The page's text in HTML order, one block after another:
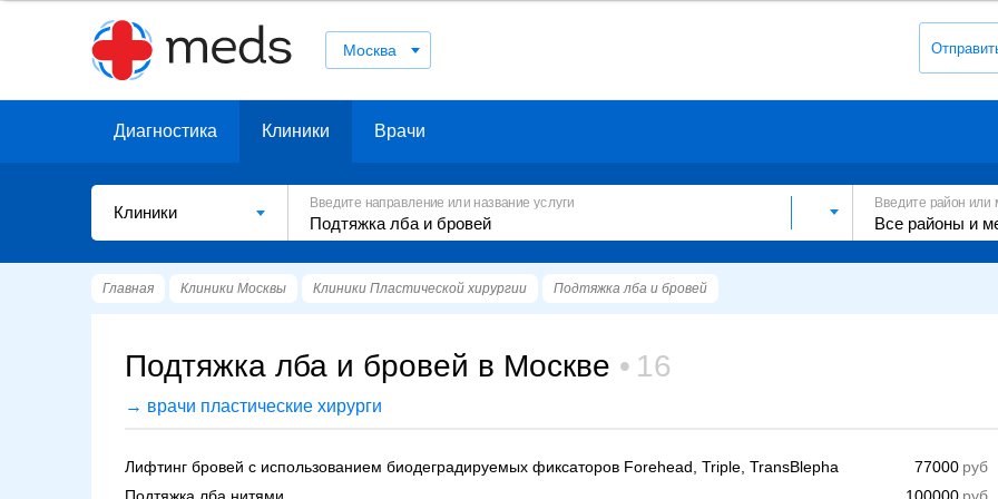
Москва
Диагностика Клиники Врачи
Клиники
Введите направление или название услуги Введите район или
Главная Клиники Москвы Клиники Пластической хирургии Подтяжка лба и бровей
Подтяжка лба и бровей в Москве 16
→ врачи пластические хирурги
Лифтинг бровей с использованием биодеградируемых фиксаторов Forehead, Triple, TransBlepha
77000